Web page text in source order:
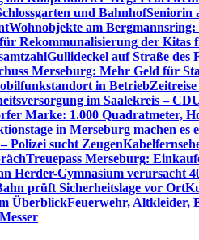
und BahnhofSeniorin
Wohnobjekte am
Rekommunalisierung der Kitas
Gullideckel auf Straße des
Merseburg: Mehr Geld für
in Betrieb
im Saalekreis –
Marke: 1.000 Quadratmeter,
in Merseburg machen es
Polizei sucht Zeugen
Treuepass Merseburg:
Herder-Gymnasium verursacht
prüft Sicherheitslage vor Ort
ÜberblickFeuerwehr, Altkleider,